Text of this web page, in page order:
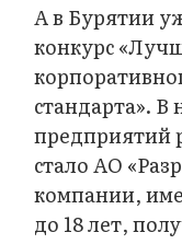
А в Бурятии
конкурс
стандарта». В
предприятий
стало АО
компании,
до 18 лет,